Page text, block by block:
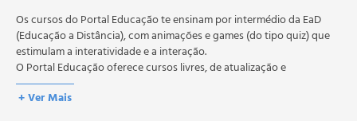
Incorporando elementos (You Tube, SlideShare, Scribd);
Etiqueta;
Plágio;
Créditos;
Links.
Os cursos do Portal Educação te ensinam por intermédio da EaD
(Educação a Distância), com animações e games (do tipo quiz) que
estimulam a interatividade e a interação.
O Portal Educação oferece cursos livres, de atualização e
qualificação profissional. São destinados a proporcionar ao
profissional conhecimentos que permitam o desenvolvimento de
+ Ver Mais